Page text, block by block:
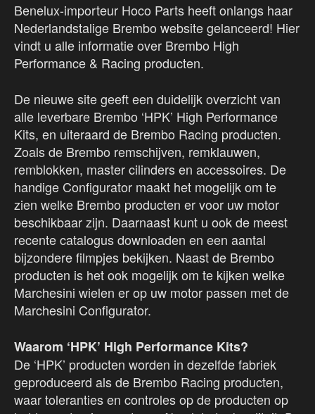
Benelux-importeur Hoco Parts heeft onlangs haar
Nederlandstalige Brembo website gelanceerd! Hier
vindt u alle informatie over Brembo High
Performance & Racing producten.
De nieuwe site geeft een duidelijk overzicht van
alle leverbare Brembo ‘HPK’ High Performance
Kits, en uiteraard de Brembo Racing producten.
Zoals de Brembo remschijven, remklauwen,
remblokken, master cilinders en accessoires. De
handige Configurator maakt het mogelijk om te
zien welke Brembo producten er voor uw motor
beschikbaar zijn. Daarnaast kunt u ook de meest
recente catalogus downloaden en een aantal
bijzondere filmpjes bekijken. Naast de Brembo
producten is het ook mogelijk om te kijken welke
Marchesini wielen er op uw motor passen met de
Marchesini Configurator.
Waarom ‘HPK’ High Performance Kits?
De ‘HPK’ producten worden in dezelfde fabriek
geproduceerd als de Brembo Racing producten,
waar toleranties en controles op de producten op